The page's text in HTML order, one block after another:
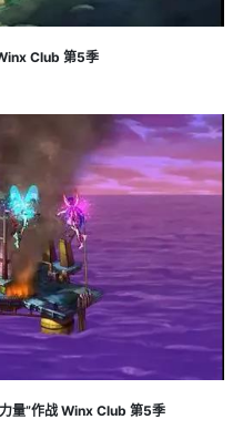
Club 第5季
量”作战 Winx Club 第5季